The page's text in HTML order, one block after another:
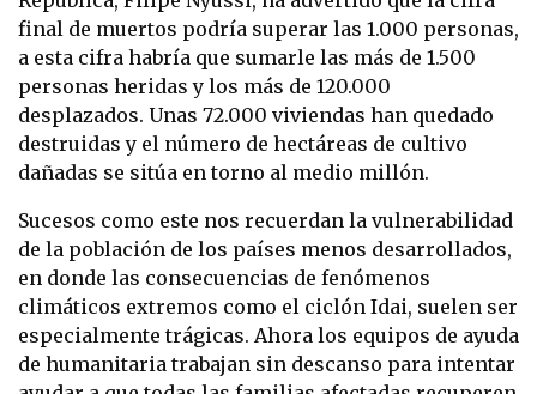
final de muertos podría superar las 1.000 personas,
a esta cifra habría que sumarle las más de 1.500
personas heridas y los más de 120.000
desplazados. Unas 72.000 viviendas han quedado
destruidas y el número de hectáreas de cultivo
dañadas se sitúa en torno al medio millón.
Sucesos como este nos recuerdan la vulnerabilidad
de la población de los países menos desarrollados,
en donde las consecuencias de fenómenos
climáticos extremos como el ciclón Idai, suelen ser
especialmente trágicas. Ahora los equipos de ayuda
de humanitaria trabajan sin descanso para intentar